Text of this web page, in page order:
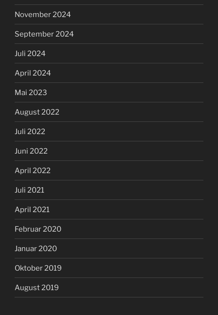
November 2024
September 2024
Juli 2024
April 2024
Mai 2023
August 2022
Juli 2022
Juni 2022
April 2022
Juli 2021
April 2021
Februar 2020
Januar 2020
Oktober 2019
August 2019